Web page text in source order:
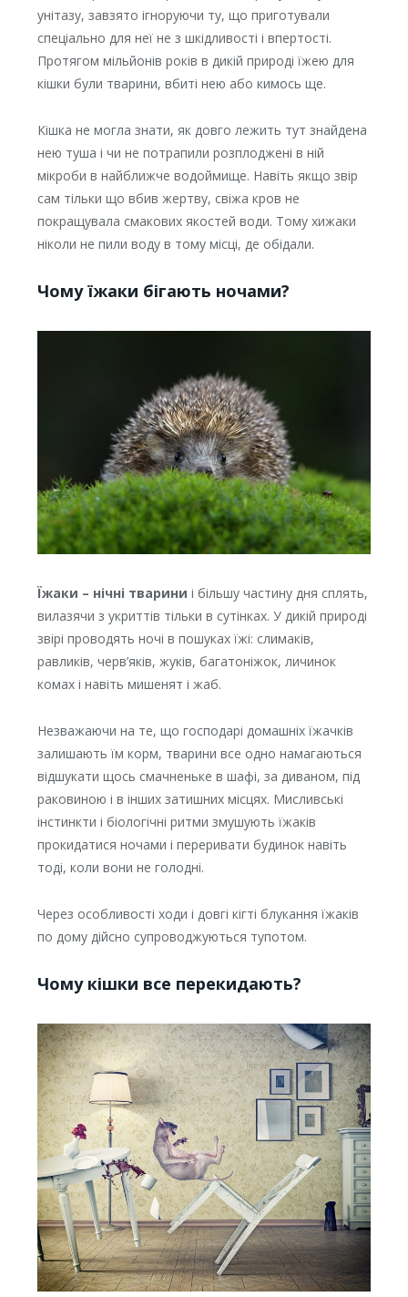
унітазу, завзято ігноруючи ту, що приготували
спеціально для неї не з шкідливості і впертості.
Протягом мільйонів років в дикій природі їжею для
кішки були тварини, вбиті нею або кимось ще.
Кішка не могла знати, як довго лежить тут знайдена
нею туша і чи не потрапили розплоджені в ній
мікроби в найближче водоймище. Навіть якщо звір
сам тільки що вбив жертву, свіжа кров не
покращувала смакових якостей води. Тому хижаки
ніколи не пили воду в тому місці, де обідали.
Чому їжаки бігають ночами?
Їжаки – нічні тварини і більшу частину дня сплять,
вилазячи з укриттів тільки в сутінках. У дикій природі
звірі проводять ночі в пошуках їжі: слимаків,
равликів, черв’яків, жуків, багатоніжок, личинок
комах і навіть мишенят і жаб.
Незважаючи на те, що господарі домашніх їжачків
залишають їм корм, тварини все одно намагаються
відшукати щось смачненьке в шафі, за диваном, під
раковиною і в інших затишних місцях. Мисливські
інстинкти і біологічні ритми змушують їжаків
прокидатися ночами і переривати будинок навіть
тоді, коли вони не голодні.
Через особливості ходи і довгі кігті блукання їжаків
по дому дійсно супроводжуються тупотом.
Чому кішки все перекидають?